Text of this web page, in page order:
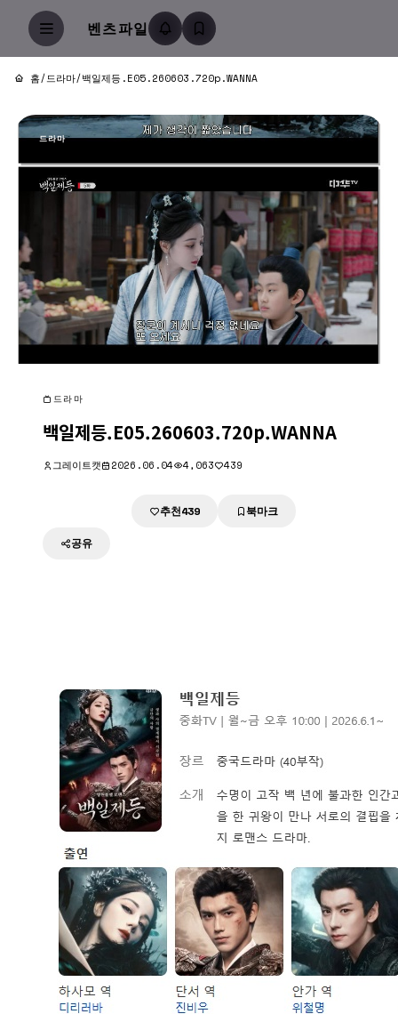
벤츠파일
홈/드라마/백일제등.E05.260603.720p.WANNA
드라마
드라마
백일제등.E05.260603.720p.WANNA
그레이트캣 2026.06.04 4,063 439
추천439 북마크
공유